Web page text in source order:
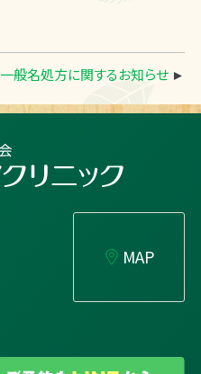
一般名処方に関するお知らせ ►
MAP